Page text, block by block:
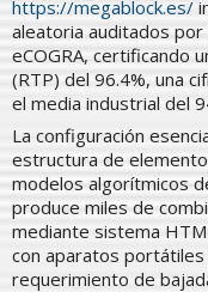
https://megablock.es/
aleatoria auditados
eCOGRA, certificando
(RTP) del 96.4%, una
el media industrial del
La configuración
estructura de
modelos algorítmicos
produce miles de
mediante sistema
con aparatos
requerimiento de